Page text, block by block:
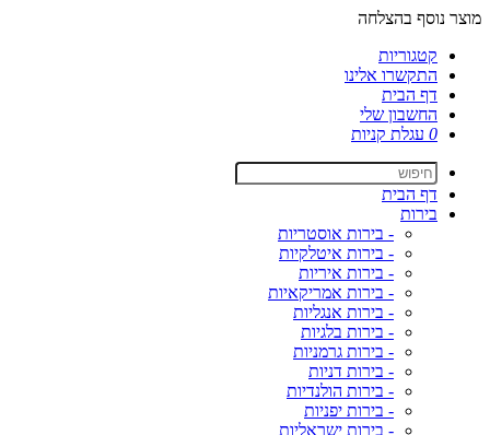
מוצר נוסף בהצלחה
קטגוריות
התקשרו אלינו
דף הבית
החשבון שלי
0 עגלת קניות
דף הבית
בירות
- בירות אוסטריות
- בירות איטלקיות
- בירות איריות
- בירות אמריקאיות
- בירות אנגליות
- בירות בלגיות
- בירות גרמניות
- בירות דניות
- בירות הולנדיות
- בירות יפניות
- בירות ישראליות